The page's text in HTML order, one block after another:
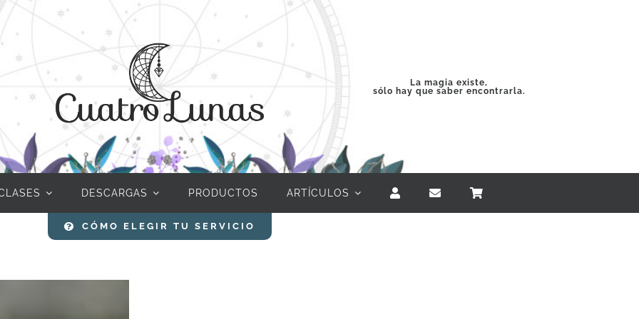
La magia existe,
sólo hay que saber encontrarla.
DESCARGAS PRODUCTOS ARTÍCULOS
CÓMO ELEGIR TU SERVICIO